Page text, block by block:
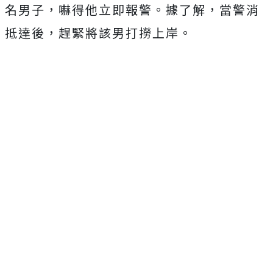
名男子，嚇得他立即報警。據了解，當警消
抵達後，趕緊將該男打撈上岸。